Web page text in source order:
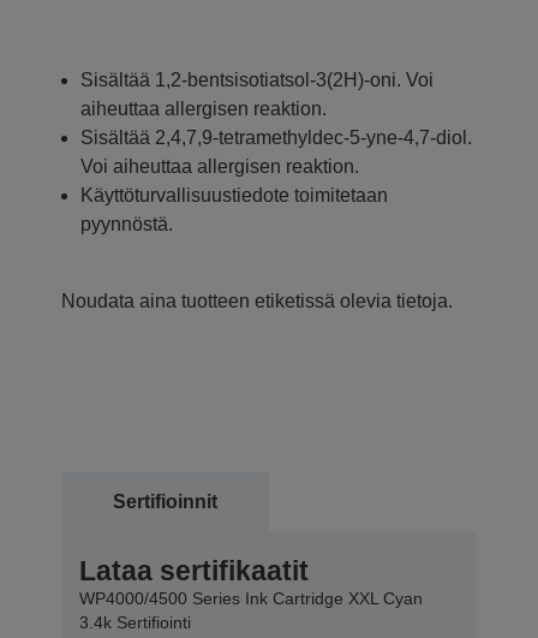
Sisältää 1,2-bentsisotiatsol-3(2H)-oni. Voi
aiheuttaa allergisen reaktion.
Sisältää 2,4,7,9-tetramethyldec-5-yne-4,7-diol.
Voi aiheuttaa allergisen reaktion.
Käyttöturvallisuustiedote toimitetaan
pyynnöstä.
Noudata aina tuotteen etiketissä olevia tietoja.
Sertifioinnit
Lataa sertifikaatit
WP4000/4500 Series Ink Cartridge XXL Cyan
3.4k Sertifiointi